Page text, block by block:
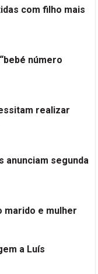
com filho mais
número
realizar
anunciam segunda
marido e mulher
a Luís